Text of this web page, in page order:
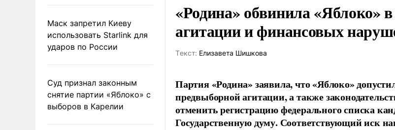
Маск запретил Киеву
использовать Starlink для
ударов по России
Суд признал законным
снятие партии «Яблоко» с
выборов в Карелии
«Родина» обвинила «Яблоко»
агитации и финансовых
Tекст: Елизавета Шишкова
Партия «Родина» заявила, что «Яблоко»
предвыборной агитации, а также
отменить регистрацию федерального списка
Государственную думу. Соответствующий иск